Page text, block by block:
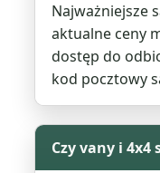
Najważniejsze
aktualne ceny
dostęp do
kod pocztowy
Czy vany i 4x4